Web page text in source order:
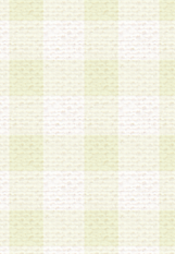
一のメールアドレ
を提供している企
人またはその家族
る場合
員として承認する
る会員登録手続